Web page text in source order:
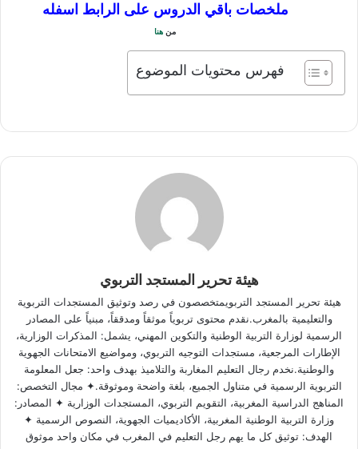
ملخصات باقي الدروس على الرابط اسفله
من هنا
فهرس محتويات الموضوع
هيئة تحرير المستجد التربوي
هيئة تحرير المستجد التربويمتخصصون في رصد وتوثيق المستجدات التربوية
والتعليمية بالمغرب.نقدم محتوى تربوياً موثقاً ومدققاً، مبنياً على المصادر
الرسمية لوزارة التربية الوطنية والتكوين المهني، يشمل: المذكرات الوزارية،
الإطارات المرجعية، مستجدات التوجيه التربوي، ومواضيع الامتحانات الجهوية
والوطنية.نخدم رجال التعليم المغاربة والتلاميذ بهدف واحد: جعل المعلومة
التربوية الرسمية في متناول الجميع، بلغة واضحة وموثوقة.✦ مجال التخصص:
المناهج الدراسية المغربية، التقويم التربوي، المستجدات الوزارية ✦ المصادر:
وزارة التربية الوطنية المغربية، الأكاديميات الجهوية، النصوص الرسمية ✦
الهدف: توثيق كل ما يهم رجل التعليم في المغرب في مكان واحد موثوق